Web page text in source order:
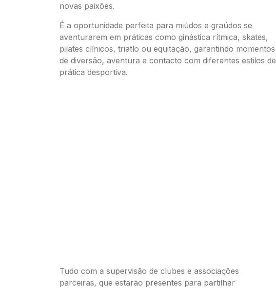
novas paixões.
É a oportunidade perfeita para miúdos e graúdos se
aventurarem em práticas como ginástica rítmica, skates,
pilates clínicos, triatlo ou equitação, garantindo momentos
de diversão, aventura e contacto com diferentes estilos de
prática desportiva.
Tudo com a supervisão de clubes e associações
parceiras, que estarão presentes para partilhar